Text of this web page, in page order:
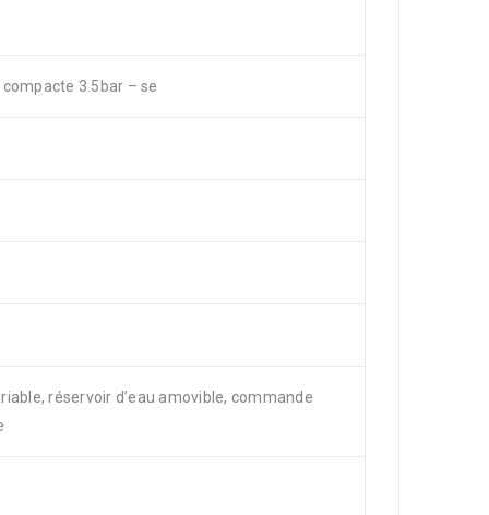
compacte 3.5bar – se
réservoir d’eau amovible, commande